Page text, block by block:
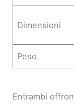
Dimensioni
Peso
Entrambi